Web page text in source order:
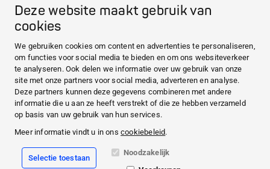
Deze website maakt gebruik van
cookies
We gebruiken cookies om content en advertenties te personaliseren,
om functies voor social media te bieden en om ons websiteverkeer
te analyseren. Ook delen we informatie over uw gebruik van onze
site met onze partners voor social media, adverteren en analyse.
Deze partners kunnen deze gegevens combineren met andere
informatie die u aan ze heeft verstrekt of die ze hebben verzameld
op basis van uw gebruik van hun services.
Meer informatie vindt u in onscookiebeleid.
Selectie toestaan
Noodzakelijk
Contact
Waar te koop?
PRODUCTEN
MEDI.CONNECT
KENNISBANK
Facebook